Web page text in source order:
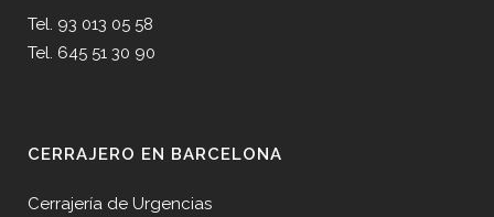
Tel. 93 013 05 58
Tel. 645 51 30 90
CERRAJERO EN BARCELONA
Cerrajería de Urgencias